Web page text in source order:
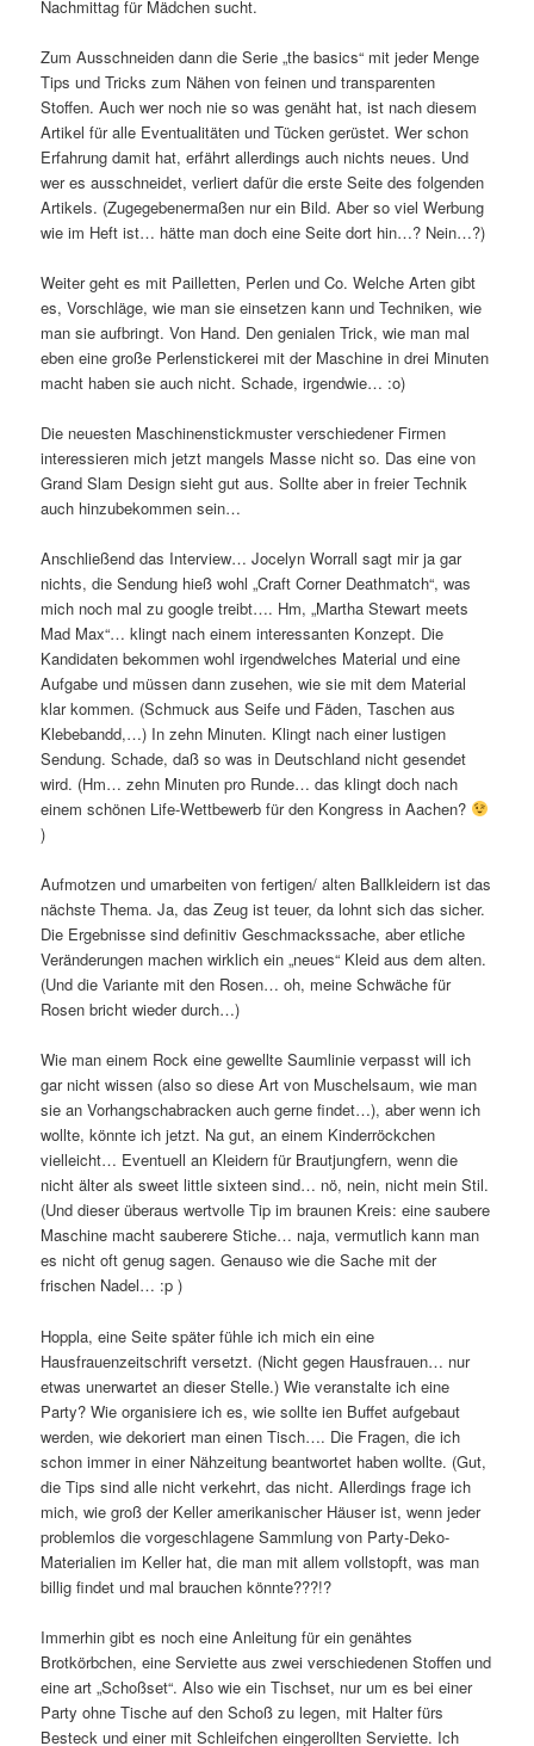
Nachmittag für Mädchen sucht.
Zum Ausschneiden dann die Serie „the basics“ mit jeder Menge
Tips und Tricks zum Nähen von feinen und transparenten
Stoffen. Auch wer noch nie so was genäht hat, ist nach diesem
Artikel für alle Eventualitäten und Tücken gerüstet. Wer schon
Erfahrung damit hat, erfährt allerdings auch nichts neues. Und
wer es ausschneidet, verliert dafür die erste Seite des folgenden
Artikels. (Zugegebenermaßen nur ein Bild. Aber so viel Werbung
wie im Heft ist… hätte man doch eine Seite dort hin…? Nein…?)
Weiter geht es mit Pailletten, Perlen und Co. Welche Arten gibt
es, Vorschläge, wie man sie einsetzen kann und Techniken, wie
man sie aufbringt. Von Hand. Den genialen Trick, wie man mal
eben eine große Perlenstickerei mit der Maschine in drei Minuten
macht haben sie auch nicht. Schade, irgendwie… :o)
Die neuesten Maschinenstickmuster verschiedener Firmen
interessieren mich jetzt mangels Masse nicht so. Das eine von
Grand Slam Design sieht gut aus. Sollte aber in freier Technik
auch hinzubekommen sein…
Anschließend das Interview… Jocelyn Worrall sagt mir ja gar
nichts, die Sendung hieß wohl „Craft Corner Deathmatch“, was
mich noch mal zu google treibt…. Hm, „Martha Stewart meets
Mad Max“… klingt nach einem interessanten Konzept. Die
Kandidaten bekommen wohl irgendwelches Material und eine
Aufgabe und müssen dann zusehen, wie sie mit dem Material
klar kommen. (Schmuck aus Seife und Fäden, Taschen aus
Klebebandd,…) In zehn Minuten. Klingt nach einer lustigen
Sendung. Schade, daß so was in Deutschland nicht gesendet
wird. (Hm… zehn Minuten pro Runde… das klingt doch nach
einem schönen Life-Wettbewerb für den Kongress in Aachen?
)
Aufmotzen und umarbeiten von fertigen/ alten Ballkleidern ist das
nächste Thema. Ja, das Zeug ist teuer, da lohnt sich das sicher.
Die Ergebnisse sind definitiv Geschmackssache, aber etliche
Veränderungen machen wirklich ein „neues“ Kleid aus dem alten.
(Und die Variante mit den Rosen… oh, meine Schwäche für
Rosen bricht wieder durch…)
Wie man einem Rock eine gewellte Saumlinie verpasst will ich
gar nicht wissen (also so diese Art von Muschelsaum, wie man
sie an Vorhangschabracken auch gerne findet…), aber wenn ich
wollte, könnte ich jetzt. Na gut, an einem Kinderröckchen
vielleicht… Eventuell an Kleidern für Brautjungfern, wenn die
nicht älter als sweet little sixteen sind… nö, nein, nicht mein Stil.
(Und dieser überaus wertvolle Tip im braunen Kreis: eine saubere
Maschine macht sauberere Stiche… naja, vermutlich kann man
es nicht oft genug sagen. Genauso wie die Sache mit der
frischen Nadel… :p )
Hoppla, eine Seite später fühle ich mich ein eine
Hausfrauenzeitschrift versetzt. (Nicht gegen Hausfrauen… nur
etwas unerwartet an dieser Stelle.) Wie veranstalte ich eine
Party? Wie organisiere ich es, wie sollte ien Buffet aufgebaut
werden, wie dekoriert man einen Tisch…. Die Fragen, die ich
schon immer in einer Nähzeitung beantwortet haben wollte. (Gut,
die Tips sind alle nicht verkehrt, das nicht. Allerdings frage ich
mich, wie groß der Keller amerikanischer Häuser ist, wenn jeder
problemlos die vorgeschlagene Sammlung von Party-Deko-
Materialien im Keller hat, die man mit allem vollstopft, was man
billig findet und mal brauchen könnte???!?
Immerhin gibt es noch eine Anleitung für ein genähtes
Brotkörbchen, eine Serviette aus zwei verschiedenen Stoffen und
eine art „Schoßset“. Also wie ein Tischset, nur um es bei einer
Party ohne Tische auf den Schoß zu legen, mit Halter fürs
Besteck und einer mit Schleifchen eingerollten Serviette. Ich